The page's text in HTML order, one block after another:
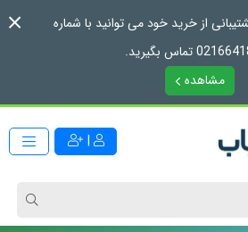
از خرید خود می توانید با شماره
تماس بگیرید.
مشاهده
|